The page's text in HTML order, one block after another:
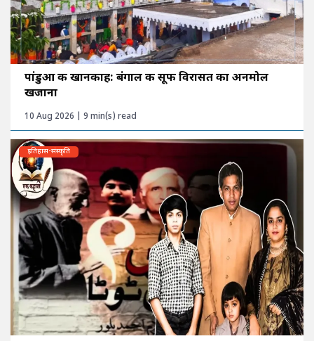
पांडुआ की खानकाह: बंगाल की सूफी विरासत का अनमोल
खजाना
10 Aug 2026 | 9 min(s) read
इतिहास-संस्कृति